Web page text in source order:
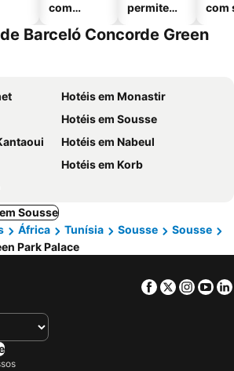
com
permitem
com
Barceló Concorde Green
Hotéis em Monastir
Hotéis em Sousse
Hotéis em Nabeul
Hotéis em Korb
Sousse
África Tunísia Sousse
Sousse
Park Palace
Facebook
Twitter